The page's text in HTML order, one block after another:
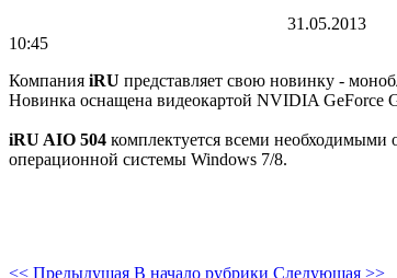
31.05.2013
10:45
Компания iRU представляет свою новинку -
Новинка оснащена видеокартой NVIDIA GeForce
iRU AIO 504 комплектуется всеми
операционной системы Windows 7/8.
<< Предыдущая В начало рубрики Следующая >>